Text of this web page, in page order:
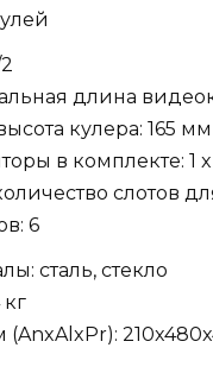
длина
кулера: 165 мм
в комплекте: 1
слотов
6
сталь, стекло